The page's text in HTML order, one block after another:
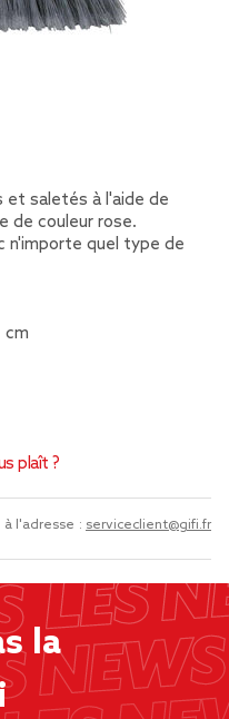
et saletés à l'aide de
de couleur rose.
n'importe quel type de
cm
plaît ?
l'adresse : serviceclient@gifi.fr
la